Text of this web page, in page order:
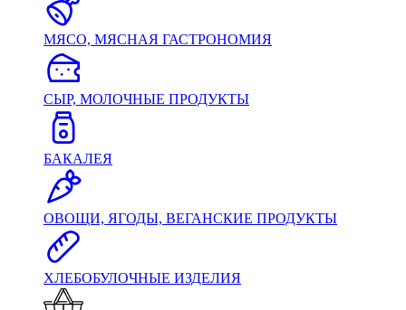
МЯСО, МЯСНАЯ ГАСТРОНОМИЯ
СЫР, МОЛОЧНЫЕ ПРОДУКТЫ
БАКАЛЕЯ
ОВОЩИ, ЯГОДЫ, ВЕГАНСКИЕ ПРОДУКТЫ
ХЛЕБОБУЛОЧНЫЕ ИЗДЕЛИЯ